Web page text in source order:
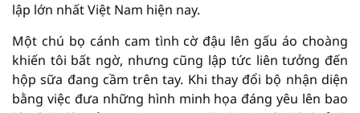
lập lớn nhất Việt Nam hiện nay.
Một chú bọ cánh cam tình cờ đậu lên gấu áo choàng
khiến tôi bất ngờ, nhưng cũng lập tức liên tưởng đến
hộp sữa đang cầm trên tay. Khi thay đổi bộ nhận diện
bằng việc đưa những hình minh họa đáng yêu lên bao